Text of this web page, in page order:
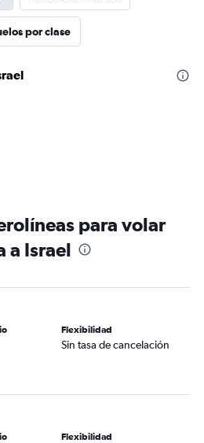
por clase
para volar
a Israel
Flexibilidad
Sin tasa de cancelación
Flexibilidad